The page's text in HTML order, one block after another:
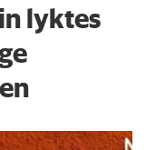
lyktes